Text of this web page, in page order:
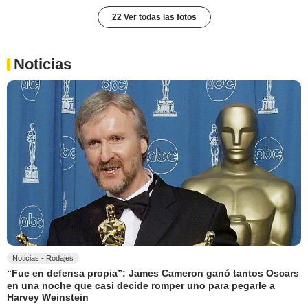
22 Ver todas las fotos
Noticias
Noticias - Rodajes
“Fue en defensa propia”: James Cameron ganó tantos Oscars
en una noche que casi decide romper uno para pegarle a
Harvey Weinstein